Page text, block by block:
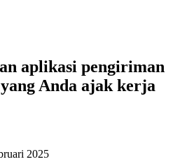
aplikasi pengiriman
Anda ajak kerja
2025